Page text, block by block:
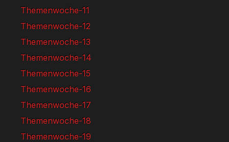
Themenwoche-11
Themenwoche-12
Themenwoche-13
Themenwoche-14
Themenwoche-15
Themenwoche-16
Themenwoche-17
Themenwoche-18
Themenwoche-19